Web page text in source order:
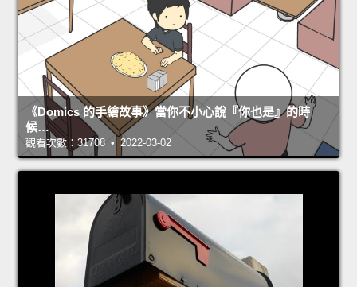
《Domics 的手繪故事》當你不小心說『你也是』的時
候…
觀看次數：31708 • 2022-03-02